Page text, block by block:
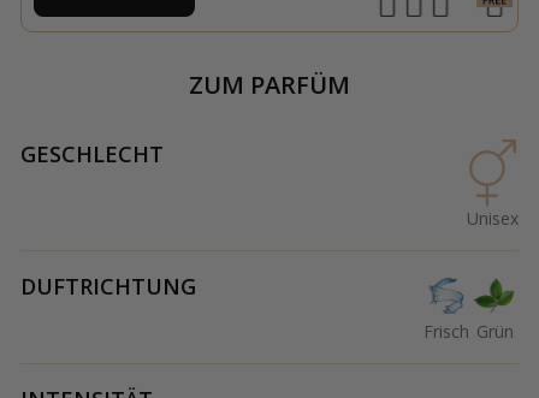
ZUM PARFÜM
GESCHLECHT
Unisex
DUFTRICHTUNG
Frisch Grün